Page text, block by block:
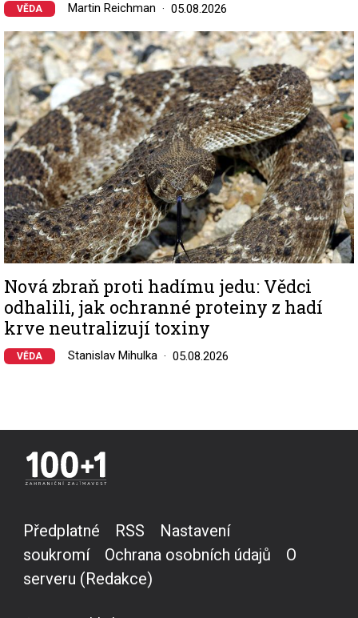
VĚDA Martin Reichman 05.08.2026
Image
Nová zbraň proti hadímu jedu: Vědci
odhalili, jak ochranné proteiny z hadí
krve neutralizují toxiny
VĚDA Stanislav Mihulka 05.08.2026
Předplatné RSS
Nastavení
soukromí
Ochrana osobních údajů
O
serveru (Redakce)